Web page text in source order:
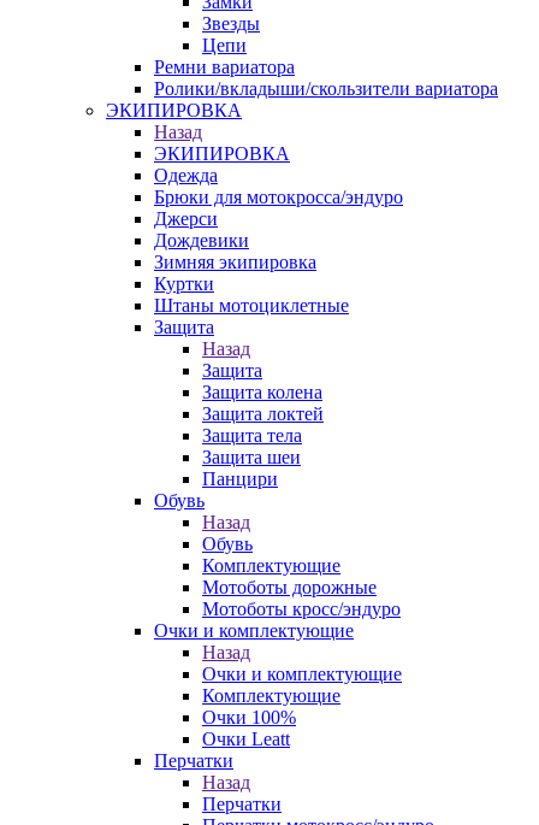
Звезды
Цепи
Ремни вариатора
Ролики/вкладыши/скользители вариатора
ЭКИПИРОВКА
Назад
ЭКИПИРОВКА
Одежда
Брюки для мотокросса/эндуро
Джерси
Дождевики
Зимняя экипировка
Куртки
Штаны мотоциклетные
Защита
Назад
Защита
Защита колена
Защита локтей
Защита тела
Защита шеи
Панцири
Обувь
Назад
Обувь
Комплектующие
Мотоботы дорожные
Мотоботы кросс/эндуро
Очки и комплектующие
Назад
Очки и комплектующие
Комплектующие
Очки 100%
Очки Leatt
Перчатки
Назад
Перчатки